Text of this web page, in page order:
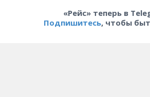
«Рейс» теперь в
Подпишитесь, чтобы